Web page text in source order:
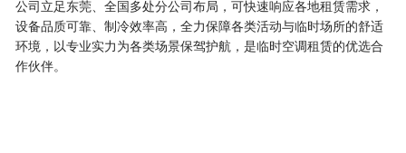
公司立足东莞、全国多处分公司布局，可快速响应各地租赁需求，
设备品质可靠、制冷效率高，全力保障各类活动与临时场所的舒适
环境，以专业实力为各类场景保驾护航，是临时空调租赁的优选合
作伙伴。